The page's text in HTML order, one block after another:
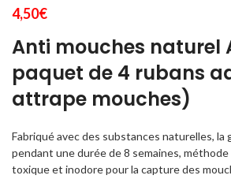
4,50€
Anti mouches naturel
paquet de 4 rubans
attrape mouches)
Fabriqué avec des substances naturelles, la
pendant une durée de 8 semaines,
toxique et inodore pour la capture des